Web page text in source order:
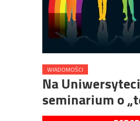
WIADOMOŚCI
Na
seminarium o